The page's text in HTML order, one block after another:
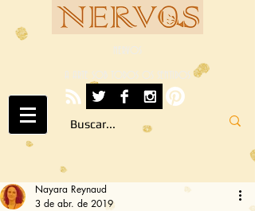
NERVOS
A ARTE SOB TODOS OS SENTIDOS
Nayara Reynaud
3 de abr. de 2019